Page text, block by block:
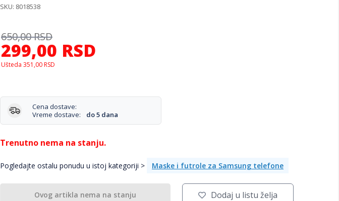
SKU 8018538
299,00 RSD
650,00RSD
Ušteda 351,00 RSD
Cena dostave:
Vreme dostave:
do 5 dana
Trenutno nema na stanju.
Pogledajte ostalu ponudu u istoj kategoriji > Maske i futrole za Samsung telefone
Ovog artikla nema na stanju Dodaj u listu želja